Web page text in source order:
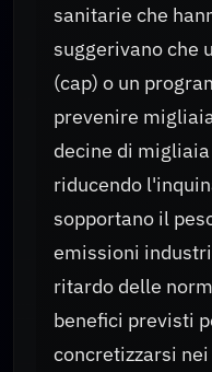
sanitarie che
suggerivano che
(cap) o un
prevenire
decine di
riducendo
sopportano il
emissioni
ritardo delle
benefici previsti
concretizzarsi